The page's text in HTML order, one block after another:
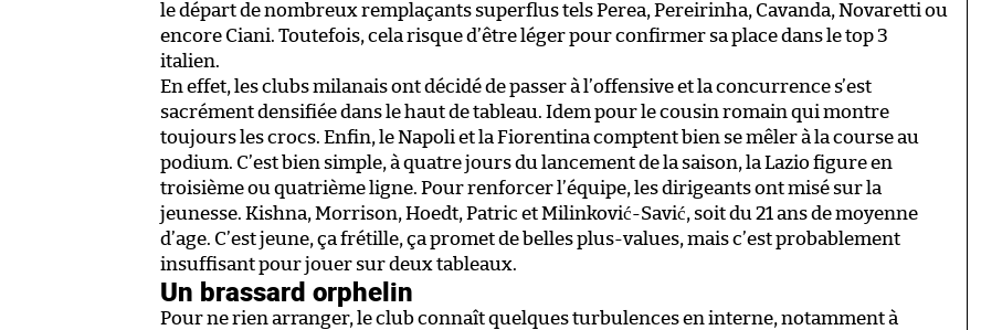
le départ de nombreux remplaçants superflus tels Perea, Pereirinha, Cavanda, Novaretti ou
encore Ciani. Toutefois, cela risque d’être léger pour confirmer sa place dans le top 3
italien.
En effet, les clubs milanais ont décidé de passer à l’offensive et la concurrence s’est
sacrément densifiée dans le haut de tableau. Idem pour le cousin romain qui montre
toujours les crocs. Enfin, le Napoli et la Fiorentina comptent bien se mêler à la course au
podium. C’est bien simple, à quatre jours du lancement de la saison, la Lazio figure en
troisième ou quatrième ligne. Pour renforcer l’équipe, les dirigeants ont misé sur la
jeunesse. Kishna, Morrison, Hoedt, Patric et Milinković-Savić, soit du 21 ans de moyenne
d’age. C’est jeune, ça frétille, ça promet de belles plus-values, mais c’est probablement
insuffisant pour jouer sur deux tableaux.
Un brassard orphelin
Pour ne rien arranger, le club connaît quelques turbulences en interne, notamment à